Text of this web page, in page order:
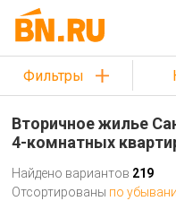
Фильтры
Вторичное жилье
4-комнатных
Найдено вариантов 219
Отсортированы по